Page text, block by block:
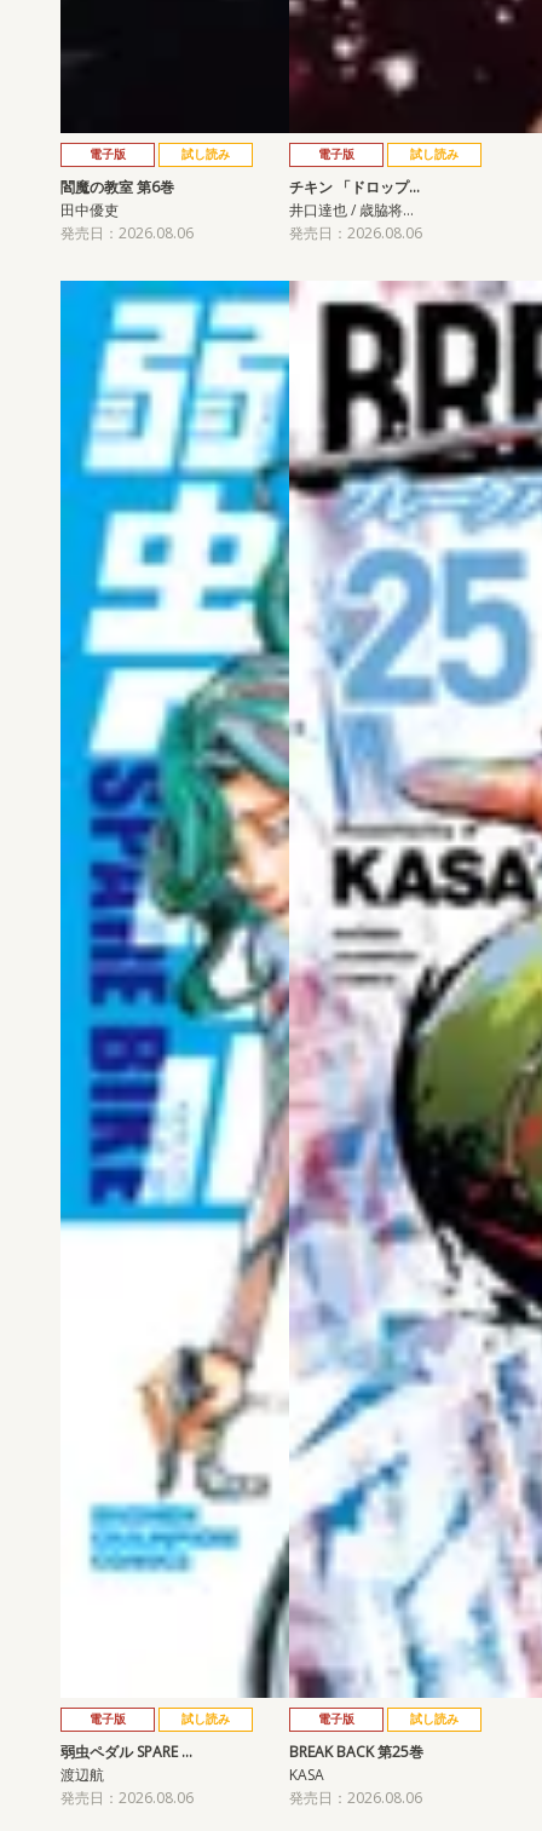
電子版 試し読み
閻魔の教室 第6巻
田中優吏
発売日：2026.08.06
電子版 試し読み
チキン 「ドロップ…
井口達也 / 歳脇将…
発売日：2026.08.06
電子版 試し読み
弱虫ペダル SPARE …
渡辺航
発売日：2026.08.06
電子版 試し読み
BREAK BACK 第25巻
KASA
発売日：2026.08.06